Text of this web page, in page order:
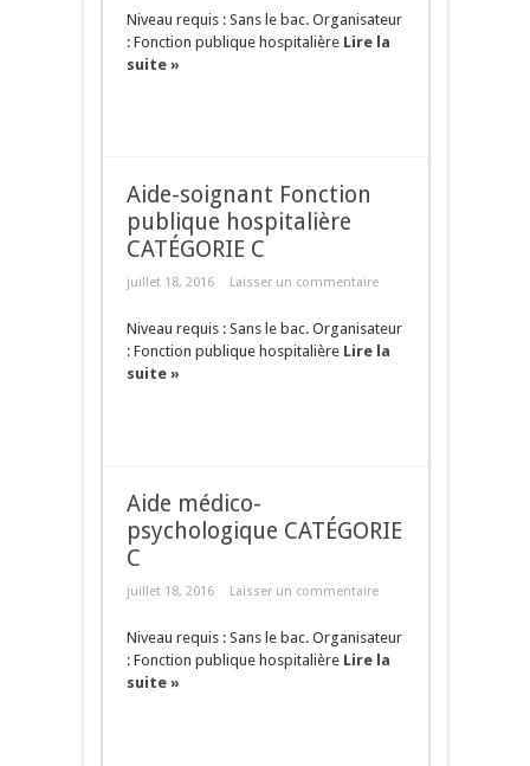
Niveau requis : Sans le bac. Organisateur
: Fonction publique hospitalière Lire la
suite »
Aide-soignant Fonction
publique hospitalière
CATÉGORIE C
juillet 18, 2016 Laisser un commentaire
Niveau requis : Sans le bac. Organisateur
: Fonction publique hospitalière Lire la
suite »
Aide médico-
psychologique CATÉGORIE
C
juillet 18, 2016 Laisser un commentaire
Niveau requis : Sans le bac. Organisateur
: Fonction publique hospitalière Lire la
suite »